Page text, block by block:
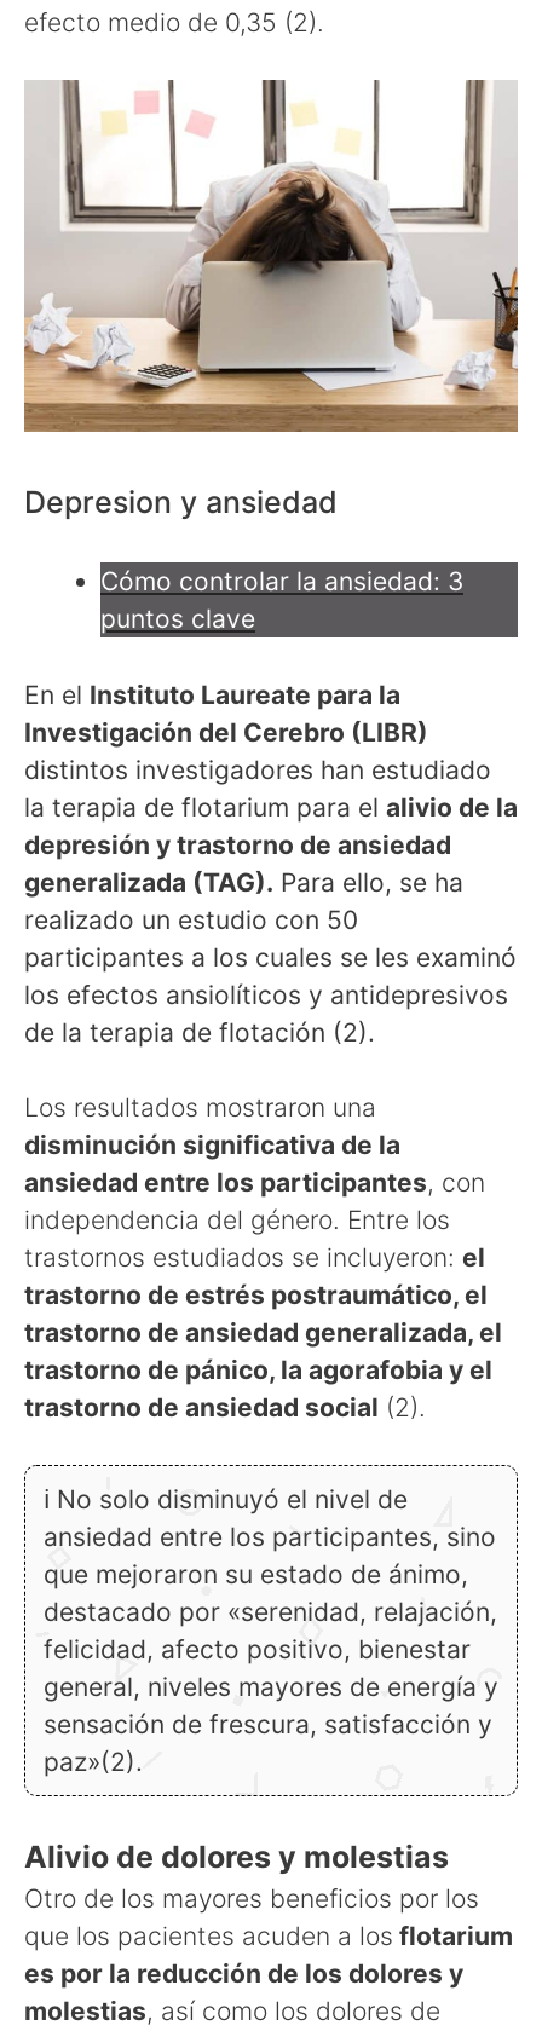
efecto medio de 0,35 (2).
Depresion y ansiedad
Cómo controlar la ansiedad: 3
puntos clave
En el Instituto Laureate para la
Investigación del Cerebro (LIBR)
distintos investigadores han estudiado
la terapia de flotarium para el alivio de la
depresión y trastorno de ansiedad
generalizada (TAG). Para ello, se ha
realizado un estudio con 50
participantes a los cuales se les examinó
los efectos ansiolíticos y antidepresivos
de la terapia de flotación (2).
Los resultados mostraron una
disminución significativa de la
ansiedad entre los participantes, con
independencia del género. Entre los
trastornos estudiados se incluyeron: el
trastorno de estrés postraumático, el
trastorno de ansiedad generalizada, el
trastorno de pánico, la agorafobia y el
trastorno de ansiedad social (2).
ℹ No solo disminuyó el nivel de
ansiedad entre los participantes, sino
que mejoraron su estado de ánimo,
destacado por «serenidad, relajación,
felicidad, afecto positivo, bienestar
general, niveles mayores de energía y
sensación de frescura, satisfacción y
paz»(2).
Alivio de dolores y molestias
Otro de los mayores beneficios por los
que los pacientes acuden a los flotarium
es por la reducción de los dolores y
molestias, así como los dolores de